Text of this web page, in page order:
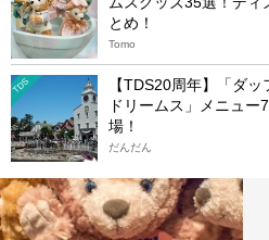
とめ！
Tomo
TDS
【TDS20周年】「ダ
ドリームス」メニュ
場！
だんだん